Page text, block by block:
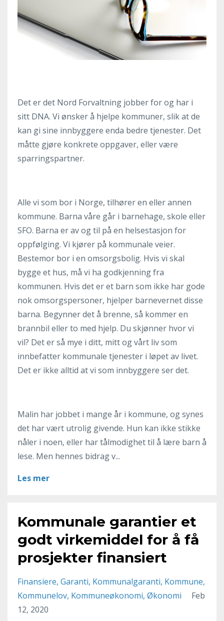
Det er det Nord Forvaltning jobber for og har i
sitt DNA. Vi ønsker å hjelpe kommuner, slik at de
kan gi sine innbyggere enda bedre tjenester. Det
måtte gjøre konkrete oppgaver, eller være
sparringspartner.
Alle vi som bor i Norge, tilhører en eller annen
kommune. Barna våre går i barnehage, skole eller
SFO. Barna er av og til på en helsestasjon for
oppfølging. Vi kjører på kommunale veier.
Bestemor bor i en omsorgsbolig. Hvis vi skal
bygge et hus, må vi ha godkjenning fra
kommunen. Hvis det er et barn som ikke har gode
nok omsorgspersoner, hjelper barnevernet disse
barna. Begynner det å brenne, så kommer en
brannbil eller to med hjelp. Du skjønner hvor vi
vil? Det er så mye i ditt, mitt og vårt liv som
innbefatter kommunale tjenester i løpet av livet.
Det er ikke alltid at vi som innbyggere ser det.
Malin har jobbet i mange år i kommune, og synes
det har vært utrolig givende. Hun kan ikke stikke
nåler i noen, eller har tålmodighet til å lære barn å
lese. Men hennes bidrag v...
Les mer
Kommunale garantier et
godt virkemiddel for å få
prosjekter finansiert
Finansiere Garanti Kommunalgaranti Kommune
Kommunelov Kommuneøkonomi Økonomi
Feb
12, 2020